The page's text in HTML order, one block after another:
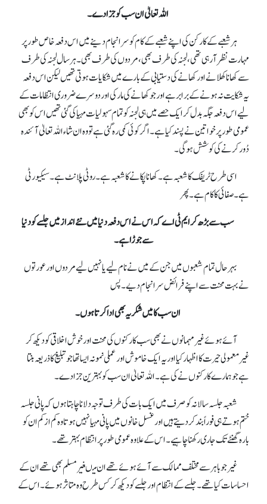
اللہ تعالیٰ ان سب کو جزا دے۔
ہر شعبےکے کارکن کی اپنے شعبےکے کام کو سرانجام دینے میں اس دفعہ خاص طور پر
مہارت نظر آ رہی تھی، لجنہ کی طرف بھی، مردوں کی طرف بھی۔ ہر سال لجنہ کی طرف
سے کھانا کھلانے اور کھانے کی دستیابی کے بارے میں شکایات ہوتی تھیں لیکن اس دفعہ
یہ شکایت نہ ہونے کے برابر ہے اور جو کھانے کی مارکی اور دوسرے ضروری انتظامات کے
لیے اس دفعہ جگہ بدل کر ایک حصےمیں ہی لجنہ کو تمام سہولیات مہیا کی گئی تھیں اس کو بھی
عمومی طور پر خواتین نے پسند کیا ہے۔ اگر کوئی کمی رہ گئی ہے تو وہ ان شاء اللہ تعالیٰ آئندہ
دُور کرنے کی کوشش ہو گی۔
اسی طرح ٹریفک کا شعبہ ہے۔ کھانا پکانے کا شعبہ ہے۔ روٹی پلانٹ ہے۔ سیکیورٹی
ہے۔ صفائی کا کام ہے۔ پھر
سب سے بڑھ کر ایم ٹی اے کہ اس نے اس دفعہ دنیا میں نئے انداز میں جلسےکو دنیا
سے جوڑا ہے۔
بہرحال تمام شعبوں میں جن کے میں نے نام لیے یا نہیں لیے مردوں اور عورتوں
نے بہت محنت سے اپنے فرائض سرانجام دیے۔ پس
ان سب کا میں شکریہ بھی ادا کرتا ہوں۔
آئے ہوئے غیر مہمانوں نے بھی سب کارکنوں کی محنت اور خوش اخلاقی کو دیکھ کر
غیر معمولی حیرت کا اظہار کیا اور یہ ایک خاموش اور عملی نمونہ ایسا تھا جو تبلیغ کا ذریعہ بنتا
ہے جو ہمارے کارکنوں نے کی ہے۔ اللہ تعالیٰ ان سب کو بہترین جزا دے۔
شعبہ جلسہ سالانہ کو صرف میں ایک بات کی طرف توجہ دلانا چاہتا ہوں کہ پانی جلسہ
ختم ہوتے ہی فوراً بند کر دیتے ہیں اور غسل خانوں میں پانی مہیا نہیں ہوتا وہ کم از کم ان کو
بارہ گھنٹے تک جاری رکھنا چاہیے۔ اس کے علاوہ عمومی طور پر انتظام بہتر تھے۔
غیر جو باہر سے مختلف ممالک سے آئے ہوئے تھے ان میںغیر مسلم بھی تھے ان کے
احساسات کیا تھے۔ جلسےکے انتظام اور جلسےکو دیکھ کر کس طرح وہ متاثر ہوئے۔ اس کے